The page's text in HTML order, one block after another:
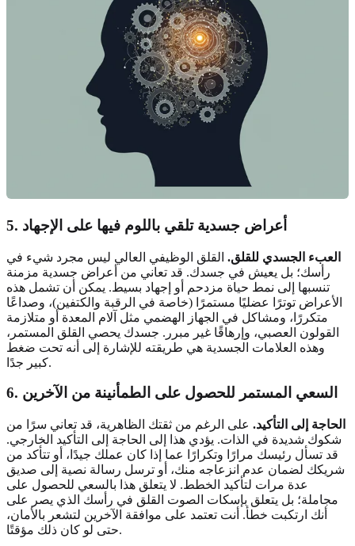
5. أعراض جسدية تلقي باللوم فيها على الإجهاد
العبء الجسدي للقلق. القلق الوظيفي العالي ليس مجرد شيء في
رأسك؛ بل يعيش في جسدك. قد تعاني من أعراض جسدية مزمنة
تنسبها إلى نمط حياة مزدحم أو إجهاد بسيط. يمكن أن تشمل هذه
الأعراض توترًا عضليًا مستمرًا (خاصة في الرقبة والكتفين)، وصداعًا
متكررًا، ومشاكل في الجهاز الهضمي مثل آلام المعدة أو متلازمة
القولون العصبي، وإرهاقًا غير مبرر. جسدك يحصي القلق المستمر،
وهذه العلامات الجسدية هي طريقته للإشارة إلى أنه تحت ضغط
كبير جدًا.
6. السعي المستمر للحصول على الطمأنينة من الآخرين
الحاجة إلى التأكيد. على الرغم من ثقتك الظاهرية، قد تعاني سرًا من
شكوك شديدة في الذات. يؤدي هذا إلى الحاجة إلى التأكيد الخارجي.
قد تسأل رئيسك مرارًا وتكرارًا عما إذا كان عملك جيدًا، أو تتأكد من
شريكك لضمان عدم انزعاجه منك، أو ترسل رسالة نصية إلى صديق
عدة مرات لتأكيد الخطط. لا يتعلق هذا بالسعي للحصول على
مجاملة؛ بل يتعلق بإسكات الصوت القلق في رأسك الذي يصر على
أنك ارتكبت خطأ. أنت تعتمد على موافقة الآخرين لتشعر بالأمان،
حتى لو كان ذلك مؤقتًا.